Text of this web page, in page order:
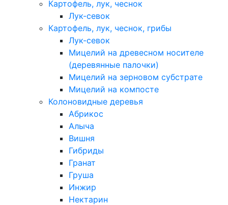
Картофель, лук, чеснок
Лук-севок
Картофель, лук, чеснок, грибы
Лук-севок
Мицелий на древесном носителе
(деревянные палочки)
Мицелий на зерновом субстрате
Мицелий на компосте
Колоновидные деревья
Абрикос
Алыча
Вишня
Гибриды
Гранат
Груша
Инжир
Нектарин